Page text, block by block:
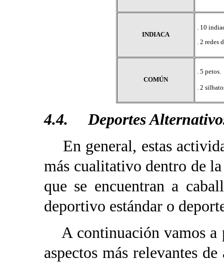
INDIACA
. 10
. 2 redes
COMÚN
. 5 petos.
. 2
4.4. Deportes
En general, estas
más cualitativo dentro de
que se encuentran a
deportivo estándar o
A continuación vamos a
aspectos más relevantes